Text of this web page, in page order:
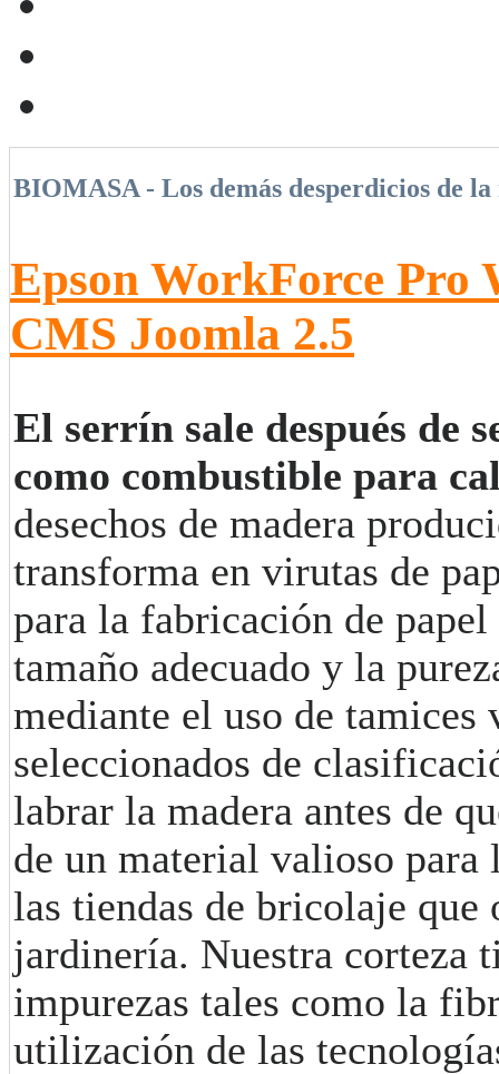
BIOMASA - Los demás desperdicios de la
Epson WorkForce Pro
CMS Joomla 2.5
El serrín sale después de
como combustible para
desechos de madera
transforma en virutas de
para la fabricación de
tamaño adecuado y la
mediante el uso de
seleccionados de
labrar la madera antes de
de un material valioso para
las tiendas de bricolaje que
jardinería. Nuestra corteza
impurezas tales como la
utilización de las